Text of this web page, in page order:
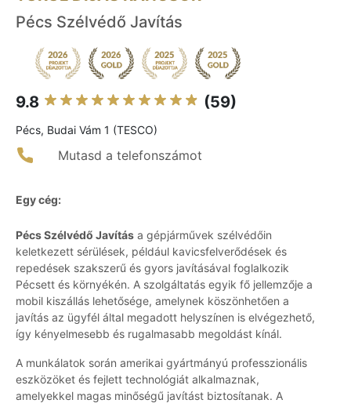
Pécs Szélvédő Javítás
9.8 (59)
Pécs, Budai Vám 1 (TESCO)
Mutasd a telefonszámot
Egy cég:
Pécs Szélvédő Javítás a gépjárművek szélvédőin
keletkezett sérülések, például kavicsfelverődések és
repedések szakszerű és gyors javításával foglalkozik
Pécsett és környékén. A szolgáltatás egyik fő jellemzője a
mobil kiszállás lehetősége, amelynek köszönhetően a
javítás az ügyfél által megadott helyszínen is elvégezhető,
így kényelmesebb és rugalmasabb megoldást kínál.
A munkálatok során amerikai gyártmányú professzionális
eszközöket és fejlett technológiát alkalmaznak,
amelyekkel magas minőségű javítást biztosítanak. A